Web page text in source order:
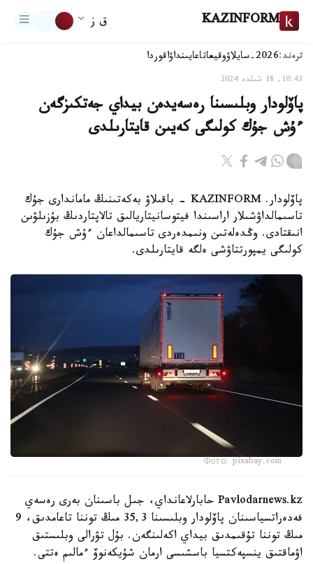
KAZINFORM ق ز
ترەند:2026-سايلاۋ وقيعاتاعايىنداۋاقوردا
10:43, 18 شىلدە 2024
پاۆلودار وبلىسىنا رەسەيدەن بيداي جەتكىزگەن
ءۇش جۇك كولىگى كەيىن قايتارىلدى
پاۆلودار. KAZINFORM - باقىلاۋ بەكەتىنىڭ ماماندارى جۇك
تاسىمالداۋشىلار اراسىندا فيتوسانيتاريالىق تالاپتاردىڭ بۇزىلۋىن
انىقتادى. وڭدەلەتىن ونىمدەردى تاسىمالداعان ءۇش جۇك
كولىگى يمپورتتاۋشى ەلگە قايتارىلدى.
Фото: pixabay.com
Pavlodarnews.kz حابارلاعانداي، جىل باسىنان بەرى رەسەي
فەدەراتسياسىنان پاۆلودار وبلىسىنا 35,3 مىڭ توننا تاعامدىق، 9
مىڭ توننا تۇقىمدىق بيداي اكەلىنگەن. بۇل تۋرالى وبلىستىق
اۋماقتىق ينسپەكتسيا باسشىسى ارمان شۇيكەنوۆ ءمالىم ەتتى.